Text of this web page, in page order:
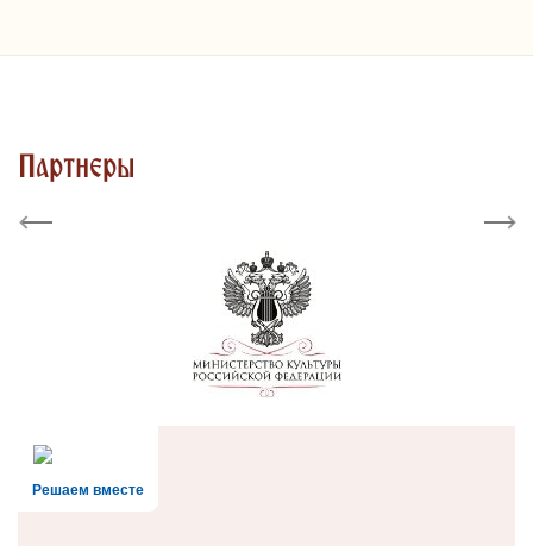
Партнеры
Previous Next
Решаем вместе